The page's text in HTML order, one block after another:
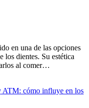
en una de las opciones
los dientes. Su estética
al comer…